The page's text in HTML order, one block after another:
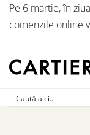
Pe 6 martie, în
comenzile online